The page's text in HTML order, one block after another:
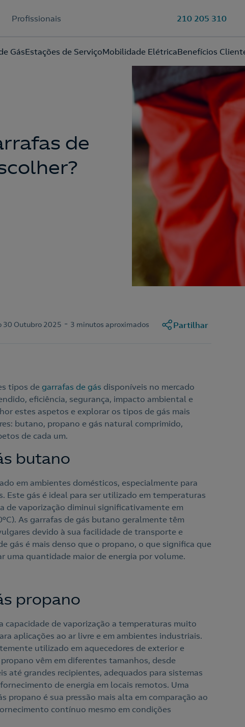
Profissionais 210 205 310
GásEstações de ServiçoMobilidade ElétricaBenefícios
Ao preencher este formulário, entraremos em contacto consigo
para lhe fazer chegar a nossa oferta de Eletricidade e Gás.
de
30 Outubro 2025 - 3 minutos aproximados Partilhar
tipos degarrafas de gás disponíveis no mercado
eficiência, segurança, impacto ambiental e
estes aspetos e explorar os tipos de gás mais
butano, propano e gás natural comprimido,
de cada um.
butano
em ambientes domésticos, especialmente para
Este gás é ideal para ser utilizado em temperaturas
de vaporização diminui significativamente em
As garrafas de gás butano geralmente têm
devido à sua facilidade de transporte e
gás é mais denso que o propano, o que significa que
uma quantidade maior de energia por volume.
propano
capacidade de vaporização a temperaturas muito
aplicações ao ar livre e em ambientes industriais.
utilizado em aquecedores de exterior e
vêm em diferentes tamanhos, desde
até grandes recipientes, adequados para sistemas
de energia em locais remotos. Uma
propano é sua pressão mais alta em comparação ao
contínuo mesmo em condições